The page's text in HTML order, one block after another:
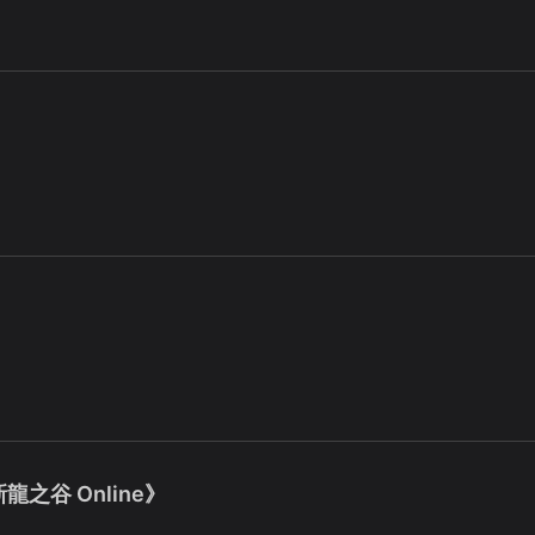
之谷 Online》